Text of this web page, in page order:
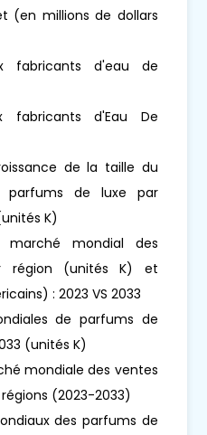
(en millions de dollars
fabricants d'eau de
fabricants d'Eau De
de la taille du
parfums de luxe par
K)
mondial des
région (unités K) et
: 2023 VS 2033
de parfums de
(unités K)
mondiale des ventes
(2023-2033)
des parfums de